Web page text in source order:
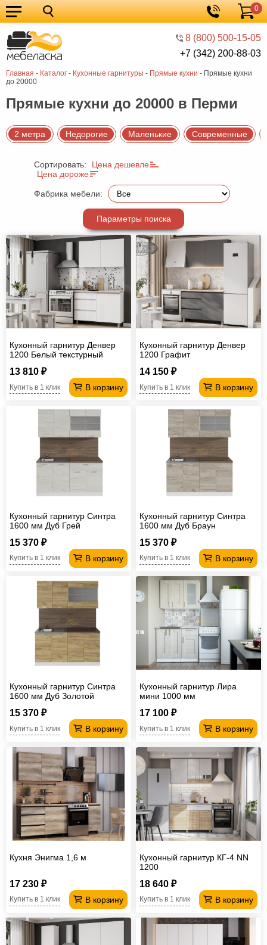
8 (800) 500-15-05
+7 (342) 200-88-03
Корзина
0
Главная - Каталог - Кухонные гарнитуры - Прямые кухни - Прямые кухни
до 20000
Кухонные
гарнитуры
Мебель
для
кухни
Мебель
для
спальни
Кровати
Шкафы
Мягкая
мебель
Детская
прихожей
Комоды
мебель
Столы
под
Мебель
ванной
трансформер
Матрасы
Кресла-
Косметологическое
оборудование
Прямые кухни до 20000 в Перми
2 метра Недорогие Маленькие Современные
Сортировать:
Цена дешевле
Цена дороже
Фабрика мебели:
Параметры поиска
Кухонный гарнитур Денвер
1200 Белый текстурный
13 810 ₽
В корзину
Купить в 1 клик
Кухонный гарнитур Денвер
1200 Графит
14 150 ₽
В корзину
Купить в 1 клик
Кухонный гарнитур Синтра
1600 мм Дуб Грей
15 370 ₽
В корзину
Купить в 1 клик
Кухонный гарнитур Синтра
1600 мм Дуб Браун
15 370 ₽
В корзину
Купить в 1 клик
Кухонный гарнитур Синтра
1600 мм Дуб Золотой
15 370 ₽
В корзину
Купить в 1 клик
Кухонный гарнитур Лира
мини 1000 мм
17 100 ₽
В корзину
Купить в 1 клик
Кухня Энигма 1,6 м
17 230 ₽
В корзину
Купить в 1 клик
Кухонный гарнитур КГ-4 NN
1200
18 640 ₽
В корзину
Купить в 1 клик